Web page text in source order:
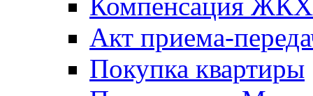
Акт приема-
Покупка квартиры